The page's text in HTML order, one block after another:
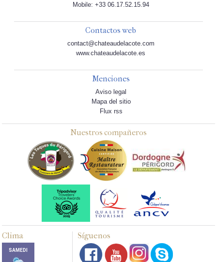
Mobile: +33 06.17.52.15.94
Contactos web
contact@chateaudelacote.com
www.chateaudelacote.es
Menciones
Aviso legal
Mapa del sitio
Flux rss
Nuestros compañeros
Clima Síguenos